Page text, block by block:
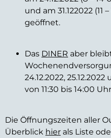
und am 31.122022 (11
geöffnet.
Das DINER aber
24.12.2022,
von 11:30 bis 14:00 Uhr
Die Öffnungszeiten aller
Überblick hier als Liste